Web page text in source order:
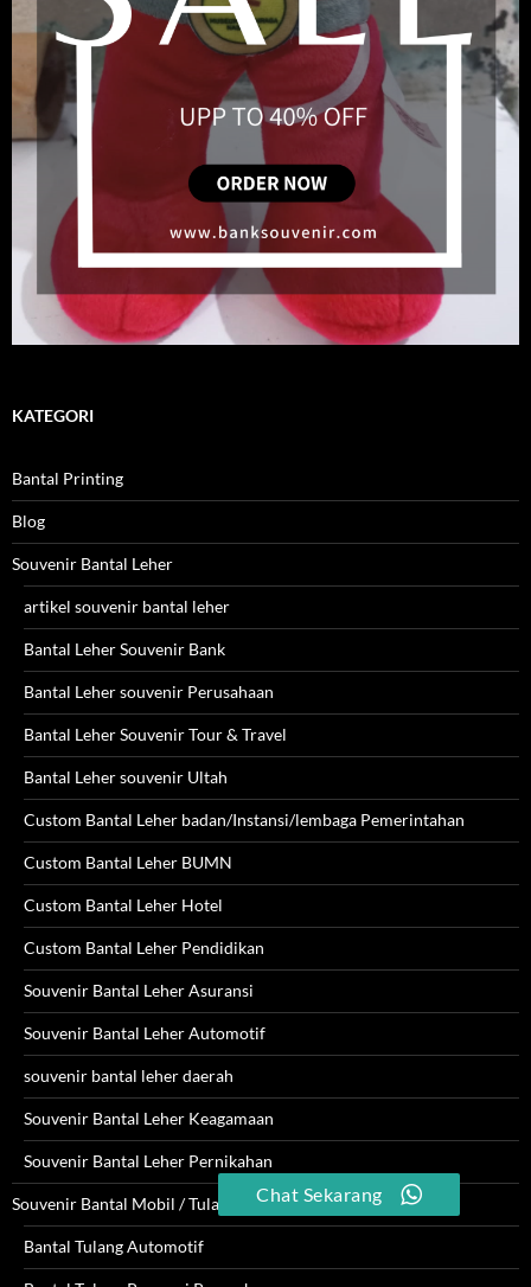
KATEGORI
Bantal Printing
Blog
Souvenir Bantal Leher
artikel souvenir bantal leher
Bantal Leher Souvenir Bank
Bantal Leher souvenir Perusahaan
Bantal Leher Souvenir Tour & Travel
Bantal Leher souvenir Ultah
Custom Bantal Leher badan/Instansi/lembaga Pemerintahan
Custom Bantal Leher BUMN
Custom Bantal Leher Hotel
Custom Bantal Leher Pendidikan
Souvenir Bantal Leher Asuransi
Souvenir Bantal Leher Automotif
souvenir bantal leher daerah
Souvenir Bantal Leher Keagamaan
Souvenir Bantal Leher Pernikahan
Souvenir Bantal Mobil / Tulang
Bantal Tulang Automotif
Chat Sekarang